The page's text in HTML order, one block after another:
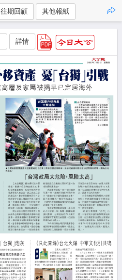
往期回顧 其他報紙
詳情